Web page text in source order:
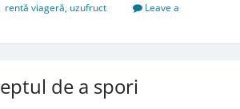
rentă viageră, uzufruct
Leave a
de a spori